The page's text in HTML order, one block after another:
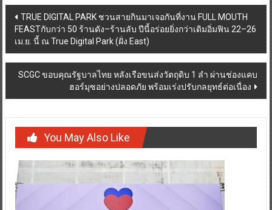
Post
navigation
TRUE DIGITAL PARK ชวนสายกินมาเจอกันที่งาน FULL MOUTH
FEASTกับกว่า 50 ร้านดัง–ร้านลับ ปีนี้อร่อยยิ่งกว่าเดิมอิ่มฟิน 22–26
เม.ย. นี้ ณ True Digital Park (ฝั่ง East)
SCGC ขอบคุณรัฐบาลไทย หลังเรือขนส่งวัตถุดิบ 1 ลำ ผ่านช่องแคบ
ฮอร์มุซอย่างปลอดภัย พร้อมเร่งปรับกลยุทธ์ต่อเนื่อง
You May Also Like